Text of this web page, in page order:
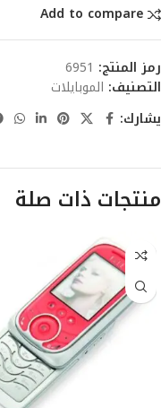
Add to compare
رمز المنتج: 6951
التصنيف: الموبايلات
يشارك:
منتجات ذات صلة